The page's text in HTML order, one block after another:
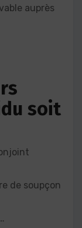
auprès
soit
de soupçon